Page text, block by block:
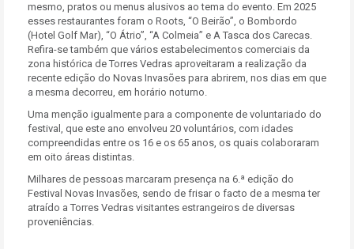
mesmo, pratos ou menus alusivos ao tema do evento. Em 2025
esses restaurantes foram o Roots, “O Beirão”, o Bombordo
(Hotel Golf Mar), “O Átrio”, “A Colmeia” e A Tasca dos Carecas.
Refira-se também que vários estabelecimentos comerciais da
zona histórica de Torres Vedras aproveitaram a realização da
recente edição do Novas Invasões para abrirem, nos dias em que
a mesma decorreu, em horário noturno.
Uma menção igualmente para a componente de voluntariado do
festival, que este ano envolveu 20 voluntários, com idades
compreendidas entre os 16 e os 65 anos, os quais colaboraram
em oito áreas distintas.
Milhares de pessoas marcaram presença na 6.ª edição do
Festival Novas Invasões, sendo de frisar o facto de a mesma ter
atraído a Torres Vedras visitantes estrangeiros de diversas
proveniências.